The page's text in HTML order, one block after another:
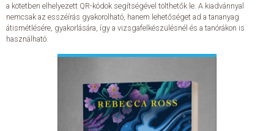
a kötetben elhelyezett QR-kódok segítségével tölthetők le. A kiadvánnyal
nemcsak az esszéírás gyakorolható, hanem lehetőséget ad a tananyag
átismétlésére, gyakorlására, így a vizsgafelkészülésnél és a tanórákon is
használható.
ELADÁSI SIKERLISTA
ÁLTALÁNOS SZERZŐDÉSI FELTÉTELEK
ADATKEZELÉSI ÉS ADATVÉDELMI SZABÁLYZAT